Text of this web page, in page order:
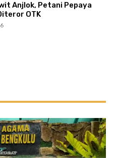
Anjlok, Petani Pepaya
OTK